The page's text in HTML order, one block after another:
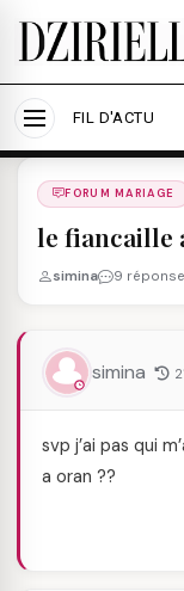
Nous
expérience et
FIL D'ACTU
Forums
FORUM MARIAGE
le fiancaille
simina 9
simina
svp j’ai pas qui
a oran ??